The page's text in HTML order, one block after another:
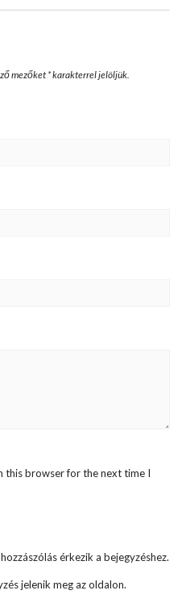
mezőket*karakterrel jelöljük.
this browser for the next time I
érkezik a bejegyzéshez.
jelenik meg az oldalon.